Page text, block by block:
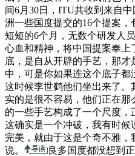
间6月30日，ITU共收到来自
洲一些国度提交的16个提案，
短短的6个月，无数个研发人
心血和精神，将中国提案奉上
底，是自从开辟的手艺，那
中，可是你如果连这个底子都
这时候李世鹤他们坐出来了
实的是很不容易，他们正在
的一些手艺构成了一个尺度，
这确实是一个冲破，我有时
完美，就由于这是个奇不雅
说。
良多国度都没想到